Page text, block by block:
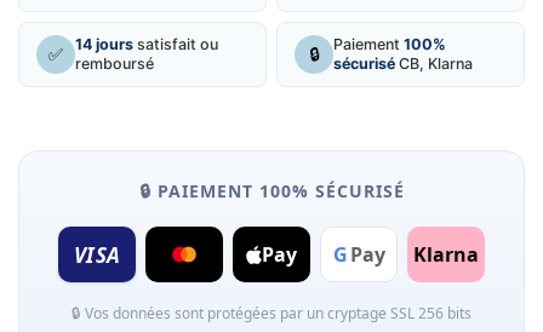
✅ 14 jours satisfait ou
remboursé
🔒 Paiement 100%
sécurisé CB, Klarna
🔒 PAIEMENT 100% SÉCURISÉ
VISA Pay GPay Klarna
🔒 Vos données sont protégées par un cryptage SSL 256 bits